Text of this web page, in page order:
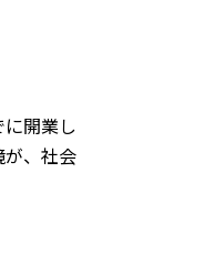
開業し
、社会